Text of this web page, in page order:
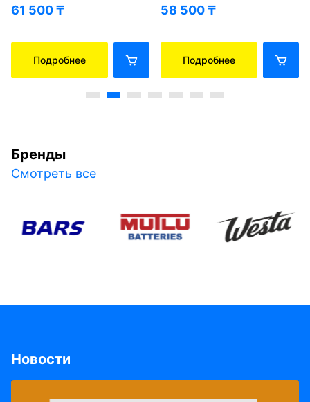
61 500₸
Подробнее
58 500₸
Подробнее
Бренды
Смотреть все
Новости